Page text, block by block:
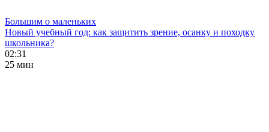
Большим о маленьких
Новый учебный год: как защитить зрение, осанку и походку
школьника?
02:31
25 мин